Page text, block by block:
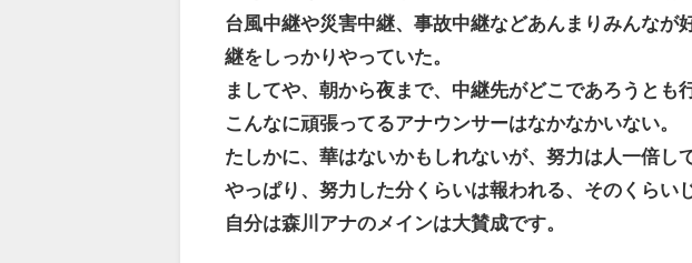
台風中継や災害中継、事故中継などあんまりみんなが
継をしっかりやっていた。
ましてや、朝から夜まで、中継先がどこであろうとも
こんなに頑張ってるアナウンサーはなかなかいない。
たしかに、華はないかもしれないが、努力は人一倍し
やっぱり、努力した分くらいは報われる、そのくらい
自分は森川アナのメインは大賛成です。